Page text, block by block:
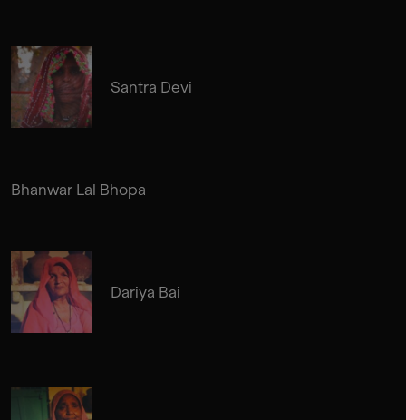
Santra Devi
Bhanwar Lal Bhopa
Dariya Bai